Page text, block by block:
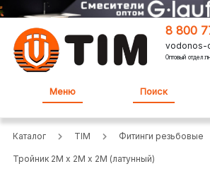
8 800
vodonos-
Оптовый
Меню Поиск
Каталог TIM Фитинги резьбовые
Тройник 2M х 2M х 2M (латунный)